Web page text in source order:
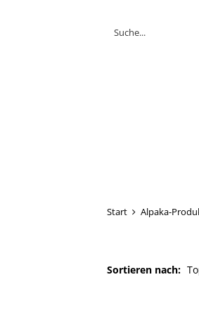
Start Alpaka-
Sortieren nach: